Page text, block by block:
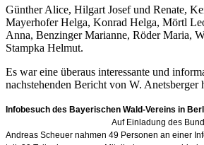
Günther Alice, Hilgart Josef und Renate,
Mayerhofer Helga, Konrad Helga, Mörtl
Anna, Benzinger Marianne, Röder Maria,
Stampka Helmut.
Es war eine überaus interessante und
nachstehenden Bericht von W. Anetsberger
Infobesuch des Bayerischen Wald-
Auf Einladung des
Andreas Scheuer nahmen 49 Personen an einer